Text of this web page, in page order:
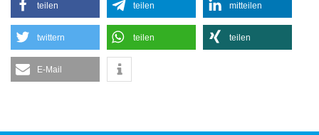
teilen teilen mitteilen
twittern teilen teilen
E-Mail